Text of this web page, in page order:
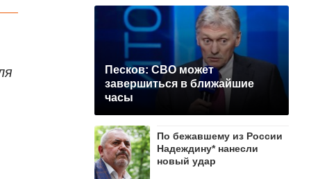
Песков: СВО может
завершиться в ближайшие
часы
По бежавшему из России
Надеждину* нанесли
новый удар